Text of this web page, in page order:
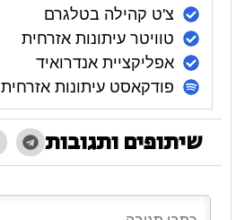
צ'ט קהילה בטלגרם
טוויטר עיתונות אזרחית
אפליקציית אנדרואיד
פודקאסט עיתונות אזרחית
שיתופים ותגובות